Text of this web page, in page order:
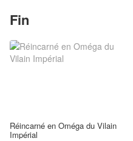
Fin
Réincarné en Oméga du Vilain
Impérial